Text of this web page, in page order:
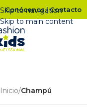
Skip to navigation
Skip to main content
Conócenos|Contacto
Inicio/Champú